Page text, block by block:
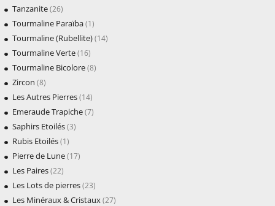
Tanzanite(26)
Tourmaline Paraïba(1)
Tourmaline (Rubellite)(14)
Tourmaline Verte(16)
Tourmaline Bicolore(8)
Zircon (8)
Les Autres Pierres(14)
Emeraude Trapiche(7)
Saphirs Etoilés(3)
Rubis Etoilés(1)
Pierre de Lune(17)
Les Paires(22)
Les Lots de pierres(23)
Les Minéraux & Cristaux(27)